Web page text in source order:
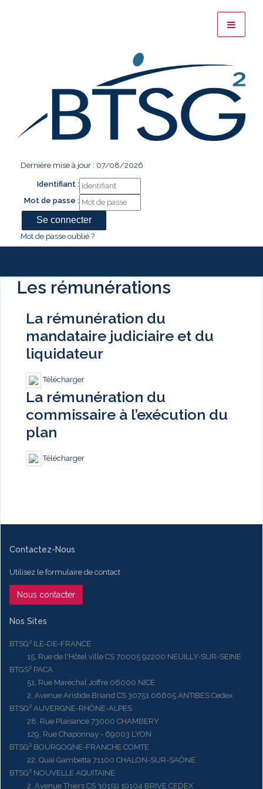
Dernière mise à jour : 07/08/2026
Identifiant :
Mot de passe :
Mot de passe oublié ?
Les rémunérations
La rémunération du
mandataire judiciaire et du
liquidateur
Télécharger
La rémunération du
commissaire à l’exécution du
plan
Télécharger
Contactez-Nous
Utilisez le formulaire de contact
Nous contacter
Nos Sites
BTSG² ILE-DE-FRANCE
15, Rue de l'Hôtel ville CS 70005 92200 NEUILLY-SUR-SEINE
BTGS² PACA
51, Rue Maréchal Joffre 06000 NICE
2, Avenue Aristide Briand CS 30751 06605 ANTIBES Cedex
BTSG² AUVERGNE-RHÔNE-ALPES
28, Rue Plaisance 73000 CHAMBERY
129, Rue Chaponnay - 69003 LYON
BTSG² BOURGOGNE-FRANCHE COMTE
22, Quai Gambetta 71100 CHALON-SUR-SAÔNE
BTSG² NOUVELLE AQUITAINE
2, Avenue Thiers CS 30159 19104 BRIVE CEDEX